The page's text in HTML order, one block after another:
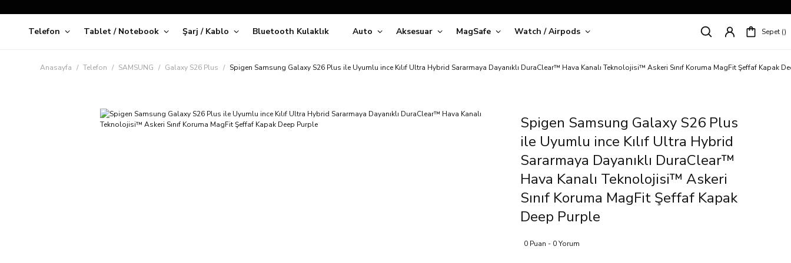
Siparişleriniz
5 İş Günü İçerisinde Kargoda!
Kapıda Ödeme Kolaylığı, Kredi Kartı ile Taksitli Hızlı ve Güvenli Alışveriş!
Süper İndirimli Fiyatlar
Telefon Tablet / Notebook Şarj / Kablo Bluetooth Kulaklık Auto Aksesuar MagSafe Watch / Airpods Sepet
Anasayfa Telefon SAMSUNG Galaxy S26 Plus Spigen Samsung Galaxy S26 Plus ile Uyumlu ince Kılıf Ultra Hybrid Sararmaya Dayanıklı DuraClear™ Hava Kanalı Teknolojisi™ Askeri Sınıf Koruma MagFit Şeffaf Kapak
Spigen Samsung Galaxy S26 Plus
ile Uyumlu ince Kılıf Ultra Hybrid
Sararmaya Dayanıklı DuraClear™
Hava Kanalı Teknolojisi™ Askeri
Sınıf Koruma MagFit Şeffaf Kapak
Deep Purple
0 Puan - 0 Yorum